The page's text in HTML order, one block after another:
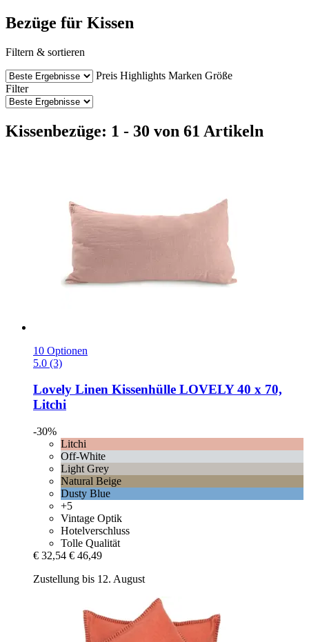
Bezüge für Kissen
Filtern & sortieren
Preis Highlights Marken Größe
Filter
Kissenbezüge: 1 - 30 von 61 Artikeln
10 Optionen
5.0 (3)
Lovely Linen Kissenhülle LOVELY 40 x 70,
Litchi
-30%
Litchi
Off-White
Light Grey
Natural Beige
Dusty Blue
+5
Vintage Optik
Hotelverschluss
Tolle Qualität
€ 32,54 € 46,49
Zustellung bis 12. August